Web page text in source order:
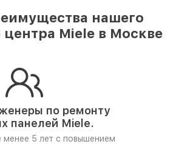
нашего
центра Miele в Москве
по ремонту
панелей Miele.
5 лет с повышением